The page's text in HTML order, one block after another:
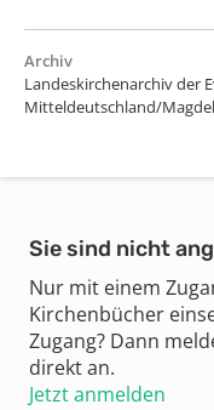
Archiv
Landeskirchenarchiv der
Mitteldeutschland/
Sie sind nicht
Nur mit einem
Kirchenbücher
Zugang? Dann
direkt an.
Jetzt anmelden